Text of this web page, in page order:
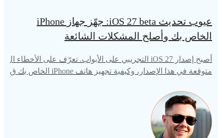
عيوب تحديث iOS 27 beta: جهّز جهاز iPhone
الخاص بك وأصلح المشكلات الشائعة
أصبح إصدار iOS 27 التجريبي على الأبواب. تعرّف على الأخطاء ال
متوقعة في هذا الإصدار، وكيفية تجهيز هاتف iPhone الخاص بك ق
لتحديث.